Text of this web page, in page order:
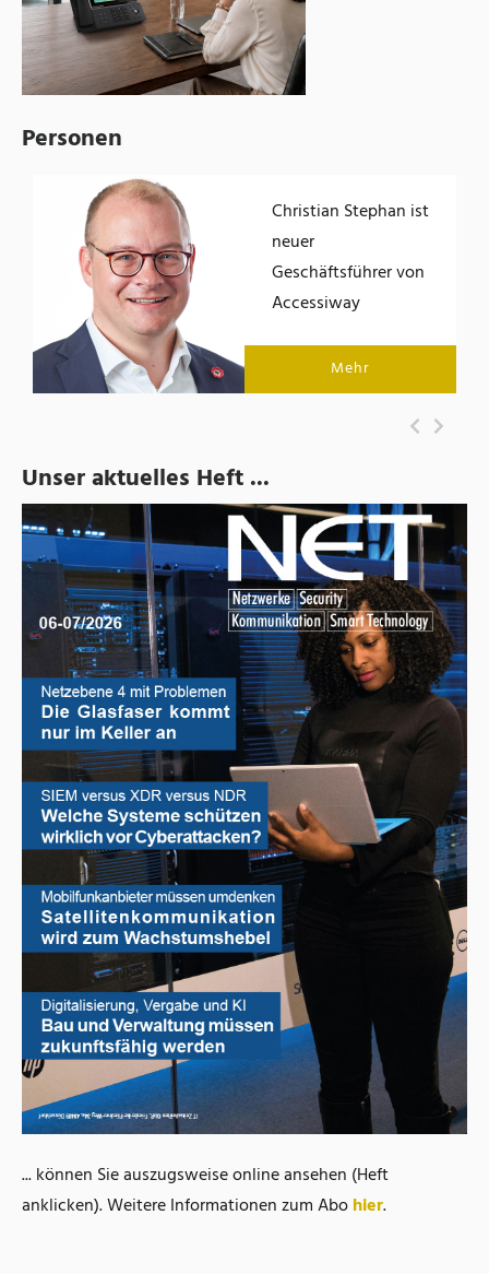
Personen
Christian Stephan ist
neuer
Geschäftsführer von
Accessiway
Mehr
Unser aktuelles Heft ...
... können Sie auszugsweise online ansehen (Heft
anklicken). Weitere Informationen zum Abohier.